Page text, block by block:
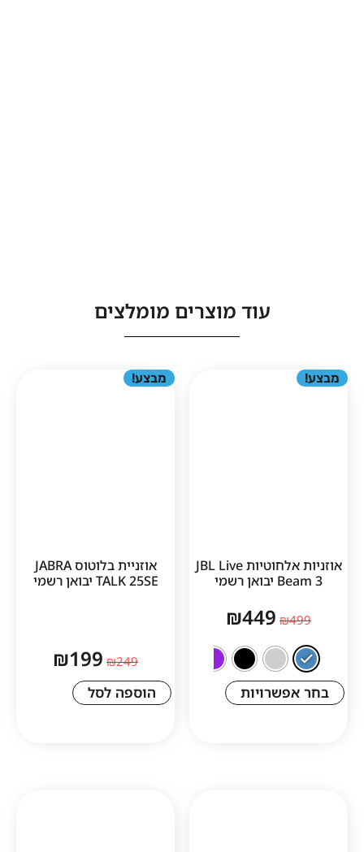
עוד מוצרים מומלצים
אוזניות אלחוטיות JBL Live
₪
‏אוזניית בלוטוס JABRA
TALK 25SE יבואן רשמי
₪
הוספה לסל